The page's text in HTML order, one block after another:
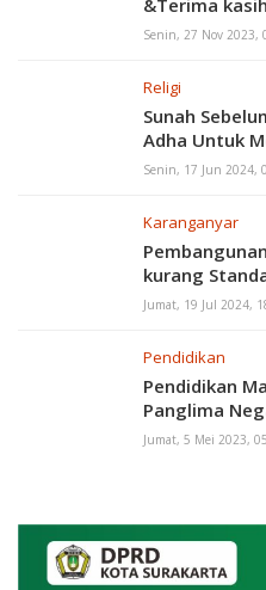
Senin, 27 Nov 2023,
Religi
Sunah
Adha Untuk
Senin, 17 Jun 2024,
Karanganyar
kurang
Jumat, 19 Jul 2024,
Pendidikan
Pendidikan
Panglima
Jumat, 5 Mei 2023,